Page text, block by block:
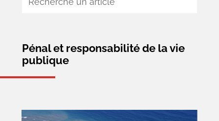
Élections locales et opérations de vote
Pénal et responsabilité de la vie
publique